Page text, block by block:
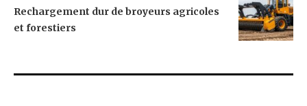
Rechargement dur de broyeurs agricoles
et forestiers